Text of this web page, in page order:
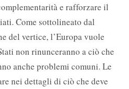
e rafforzare il
Come sottolineato dal
del vertice, l’Europa vuole
non rinunceranno a ciò che
anche problemi comuni. Le
nei dettagli di ciò che deve